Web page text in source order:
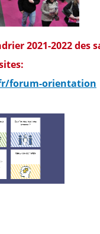
2021-2022
forum-orientation